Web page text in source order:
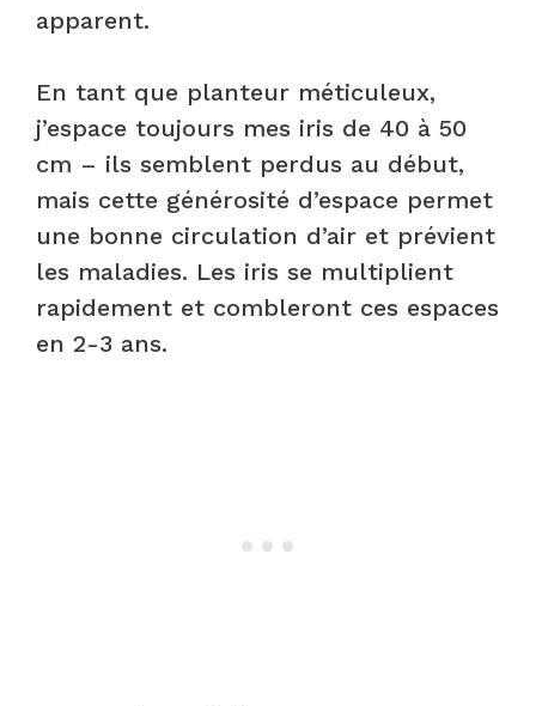
apparent.
En tant que planteur méticuleux,
j’espace toujours mes iris de 40 à 50
cm – ils semblent perdus au début,
mais cette générosité d’espace permet
une bonne circulation d’air et prévient
les maladies. Les iris se multiplient
rapidement et combleront ces espaces
en 2-3 ans.